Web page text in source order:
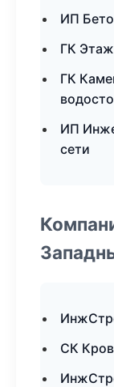
ИП
ГК
ГК
ИП
сети
СК